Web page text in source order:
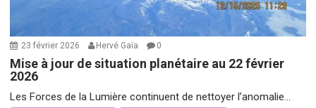
23 février 2026 Hervé Gaïa 0
Mise à jour de situation planétaire au 22 février
2026
Les Forces de la Lumière continuent de nettoyer l’anomalie...